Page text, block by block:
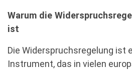
Warum die
ist
Die Widerspruchsregelung ist
Instrument, das in vielen